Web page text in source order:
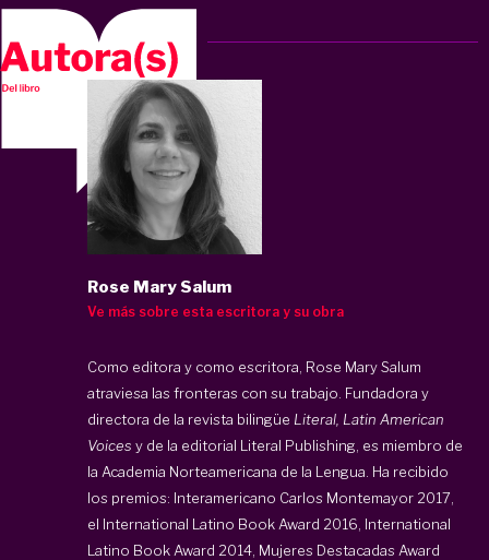
Rose Mary Salum
Ve más sobre esta escritora y su obra
Como editora y como escritora, Rose Mary Salum
atraviesa las fronteras con su trabajo. Fundadora y
directora de la revista bilingüe Literal, Latin American
Voices y de la editorial Literal Publishing, es miembro de
la Academia Norteamericana de la Lengua. Ha recibido
los premios: Interamericano Carlos Montemayor 2017,
el International Latino Book Award 2016, International
Latino Book Award 2014, Mujeres Destacadas Award